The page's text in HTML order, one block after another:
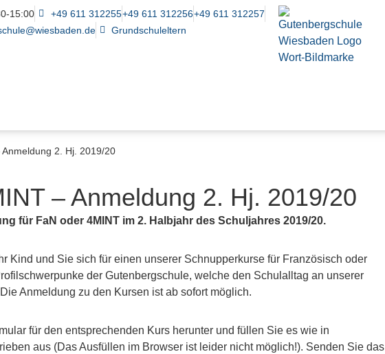
15:00 +49 611 312255+49 611 312256+49 611 312257
Grundschuleltern
2. Hj. 2019/20
– Anmeldung 2. Hj. 2019/20
für FaN oder 4MINT im 2. Halbjahr des Schuljahres 2019/20.
Kind und Sie sich für einen unserer Schnupperkurse für Französisch oder
der Gutenbergschule, welche den Schulalltag an unserer
Anmeldung zu den Kursen ist ab sofort möglich.
für den entsprechenden Kurs herunter und füllen Sie es wie in
aus (Das Ausfüllen im Browser ist leider nicht möglich!). Senden Sie das